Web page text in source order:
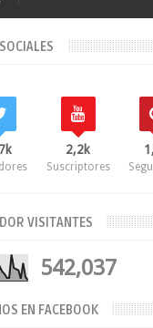
2,2k
Suscriptores
VISITANTES
542,037
EN FACEBOOK